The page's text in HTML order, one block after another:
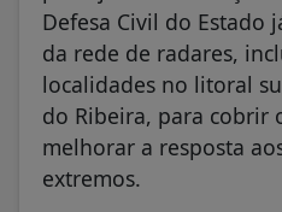
Defesa Civil do Estado
da rede de radares,
localidades no litoral
do Ribeira, para cobrir
melhorar a resposta
extremos.